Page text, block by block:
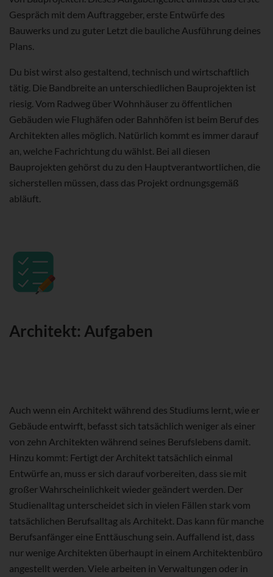
Gespräch mit dem Auftraggeber, erste Entwürfe des
Bauwerks und zu guter Letzt die bauliche Ausführung deines
Plans.
Du bist wirst also gestaltend, technisch und wirtschaftlich
tätig. Die Bandbreite an unterschiedlichen Bauprojekten ist
riesig. Vom Radweg über Wohnhäuser zu öffentlichen
Gebäuden wie Flughäfen oder Bahnhöfen ist beim Beruf des
Architekten alles möglich. Natürlich kommt es immer darauf
an, welche Fachrichtung du wählst. Bei all diesen
Bauprojekten gehörst du zu den Hauptverantwortlichen, die
sicherstellen müssen, dass das Projekt ordnungsgemäß
abläuft.
Architekt: Aufgaben
Auch wenn ein Architekt während des Studiums lernt, wie er
Gebäude entwirft, befasst sich tatsächlich weniger als einer
von zehn Architekten während seines Berufslebens damit.
Hinzu kommt: Fertigt der Architekt tatsächlich einmal
Entwürfe an, muss er sich darauf vorbereiten, dass sie mit
großer Wahrscheinlichkeit wieder geändert werden. Der
Studienalltag unterscheidet sich in vielen Fällen stark vom
tatsächlichen Berufsalltag als Architekt. Das kann für manche
Berufsanfänger eine Enttäuschung sein. Auffallend ist, dass
nur wenige Architekten überhaupt in einem Architektenbüro
angestellt werden. Viele arbeiten in Verwaltungen oder in